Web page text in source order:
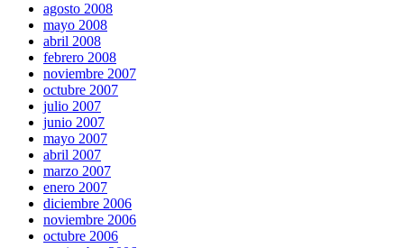
agosto 2008
mayo 2008
abril 2008
febrero 2008
noviembre 2007
octubre 2007
julio 2007
junio 2007
mayo 2007
abril 2007
marzo 2007
enero 2007
diciembre 2006
noviembre 2006
octubre 2006